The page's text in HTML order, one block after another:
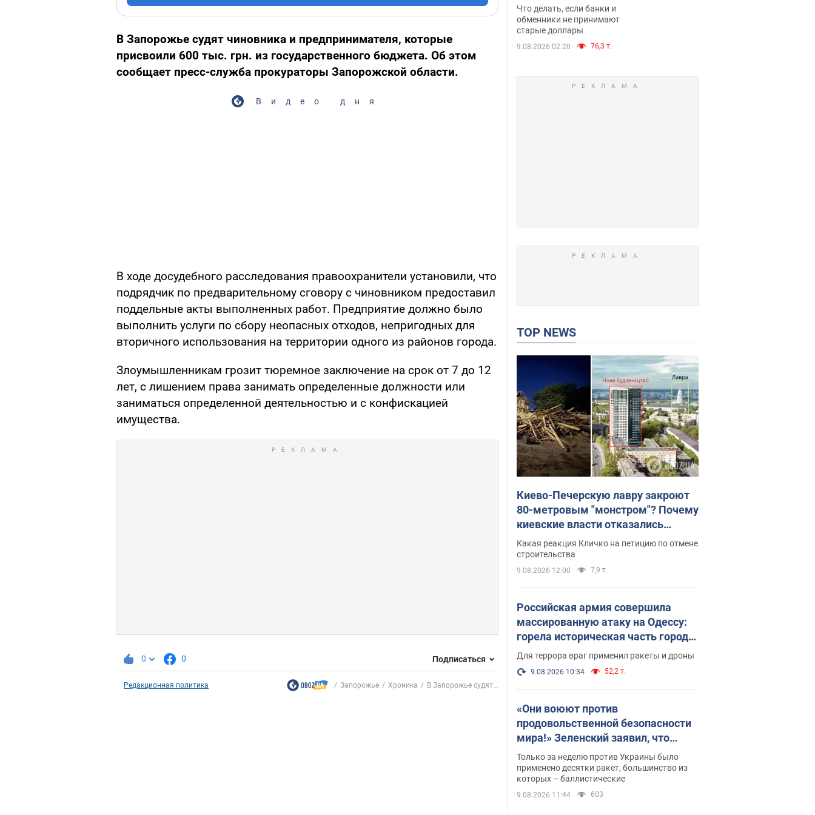
В Запорожье судят чиновника и предпринимателя, которые
присвоили 600 тыс. грн. из государственного бюджета. Об этом
сообщает пресс-служба прокураторы Запорожской области.
Видео дня
В ходе досудебного расследования правоохранители установили, что
подрядчик по предварительному сговору с чиновником предоставил
поддельные акты выполненных работ. Предприятие должно было
выполнить услуги по сбору неопасных отходов, непригодных для
вторичного использования на территории одного из районов города.
Злоумышленникам грозит тюремное заключение на срок от 7 до 12
лет, с лишением права занимать определенные должности или
заниматься определенной деятельностью и с конфискацией
имущества.
0 0 Подписаться
Редакционная политика Запорожье Хроника В Запорожье судят...
принимают ли
обменники и банки
такие купюры
Что делать, если банки и
обменники не принимают
старые доллары
9.08.2026 02:20 76,3 т.
TOP NEWS
Киево-Печерскую лавру закроют
80-метровым "монстром"? Почему
киевские власти отказались
остановить строительство
небоскреба "московского
верующего"
Какая реакция Кличко на петицию по отмене
строительства
9.08.2026 12:00 7,9 т.
Российская армия совершила
массированную атаку на Одессу:
горела историческая часть города,
есть пострадавшие. Фото и видео
Для террора враг применил ракеты и дроны
9.08.2026 10:34 52,2 т.
«Они воюют против
продовольственной безопасности
мира!» Зеленский заявил, что
российская армия вновь
обстреляла порт в Одессе
Только за неделю против Украины было
применено десятки ракет, большинство из
которых – баллистические
9.08.2026 11:44 603